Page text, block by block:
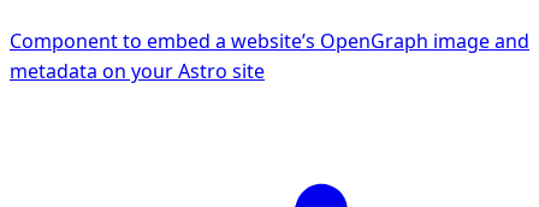
Component to embed a website’s OpenGraph image and
metadata on your Astro site